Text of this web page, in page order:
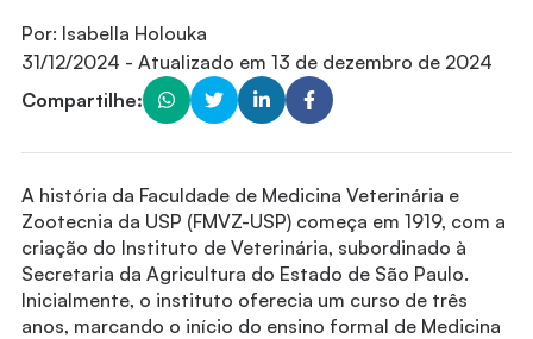
Por: Isabella Holouka
31/12/2024 - Atualizado em 13 de dezembro de 2024
Compartilhe:
A história da Faculdade de Medicina Veterinária e
Zootecnia da USP (FMVZ-USP) começa em 1919, com a
criação do Instituto de Veterinária, subordinado à
Secretaria da Agricultura do Estado de São Paulo.
Inicialmente, o instituto oferecia um curso de três
anos, marcando o início do ensino formal de Medicina